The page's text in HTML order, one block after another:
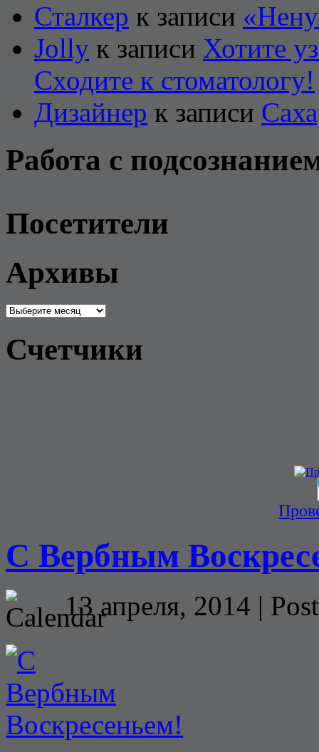
Сталкер к записи
Jolly к записи Хотите
Сходите к стоматологу!
Дизайнер к записи
Работа с
Посетители
Архивы
Архивы
Счетчики
C Вербным
13 апреля, 2014 |